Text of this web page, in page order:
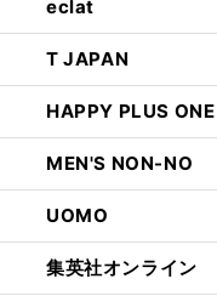
eclat
T JAPAN
HAPPY PLUS ONE
MEN'S NON-NO
UOMO
集英社オンライン